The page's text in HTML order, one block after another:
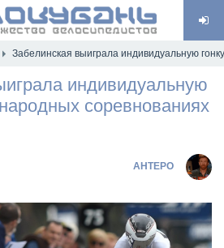
Забелинская выиграла индивидуальную
индивидуальную
соревнованиях
AHTEPO